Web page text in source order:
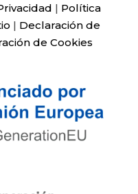
| Política
| Declaración de
de Cookies